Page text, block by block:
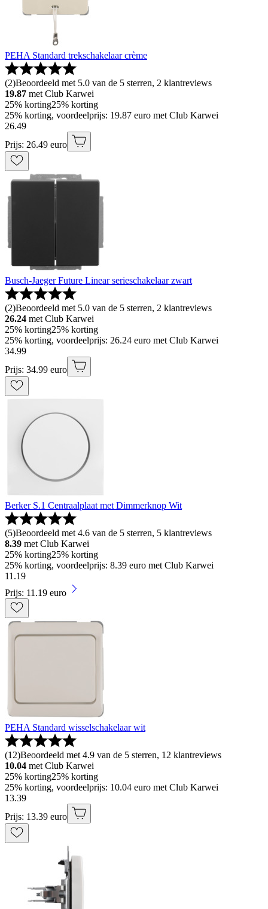
PEHA Standard trekschakelaar crème
(2)Beoordeeld met 5.0 van de 5 sterren, 2 klantreviews
19.87 met Club Karwei
25% korting25% korting
25% korting, voordeelprijs: 19.87 euro met Club Karwei
26.49
Prijs: 26.49 euro
Busch-Jaeger Future Linear serieschakelaar zwart
(2)Beoordeeld met 5.0 van de 5 sterren, 2 klantreviews
26.24 met Club Karwei
25% korting25% korting
25% korting, voordeelprijs: 26.24 euro met Club Karwei
34.99
Prijs: 34.99 euro
Berker S.1 Centraalplaat met Dimmerknop Wit
(5)Beoordeeld met 4.6 van de 5 sterren, 5 klantreviews
8.39 met Club Karwei
25% korting25% korting
25% korting, voordeelprijs: 8.39 euro met Club Karwei
11 .19
Prijs: 11.19 euro
PEHA Standard wisselschakelaar wit
(12)Beoordeeld met 4.9 van de 5 sterren, 12 klantreviews
10.04 met Club Karwei
25% korting25% korting
25% korting, voordeelprijs: 10.04 euro met Club Karwei
13.39
Prijs: 13.39 euro